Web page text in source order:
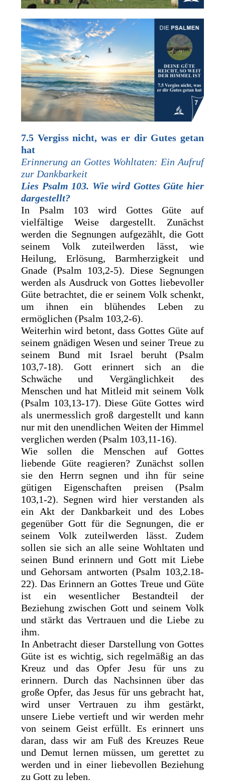
7.5 Vergiss nicht, was er dir Gutes getan
hat
Erinnerung an Gottes Wohltaten: Ein Aufruf
zur Dankbarkeit
Lies Psalm 103. Wie wird Gottes Güte hier
dargestellt?
In Psalm 103 wird Gottes Güte auf
vielfältige Weise dargestellt. Zunächst
werden die Segnungen aufgezählt, die Gott
seinem Volk zuteilwerden lässt, wie
Heilung, Erlösung, Barmherzigkeit und
Gnade (Psalm 103,2-5). Diese Segnungen
werden als Ausdruck von Gottes liebevoller
Güte betrachtet, die er seinem Volk schenkt,
um ihnen ein blühendes Leben zu
ermöglichen (Psalm 103,2-6).
Weiterhin wird betont, dass Gottes Güte auf
seinem gnädigen Wesen und seiner Treue zu
seinem Bund mit Israel beruht (Psalm
103,7-18). Gott erinnert sich an die
Schwäche und Vergänglichkeit des
Menschen und hat Mitleid mit seinem Volk
(Psalm 103,13-17). Diese Güte Gottes wird
als unermesslich groß dargestellt und kann
nur mit den unendlichen Weiten der Himmel
verglichen werden (Psalm 103,11-16).
Wie sollen die Menschen auf Gottes
liebende Güte reagieren? Zunächst sollen
sie den Herrn segnen und ihn für seine
gütigen Eigenschaften preisen (Psalm
103,1-2). Segnen wird hier verstanden als
ein Akt der Dankbarkeit und des Lobes
gegenüber Gott für die Segnungen, die er
seinem Volk zuteilwerden lässt. Zudem
sollen sie sich an alle seine Wohltaten und
seinen Bund erinnern und Gott mit Liebe
und Gehorsam antworten (Psalm 103,2.18-
22). Das Erinnern an Gottes Treue und Güte
ist ein wesentlicher Bestandteil der
Beziehung zwischen Gott und seinem Volk
und stärkt das Vertrauen und die Liebe zu
ihm.
In Anbetracht dieser Darstellung von Gottes
Güte ist es wichtig, sich regelmäßig an das
Kreuz und das Opfer Jesu für uns zu
erinnern. Durch das Nachsinnen über das
große Opfer, das Jesus für uns gebracht hat,
wird unser Vertrauen zu ihm gestärkt,
unsere Liebe vertieft und wir werden mehr
von seinem Geist erfüllt. Es erinnert uns
daran, dass wir am Fuß des Kreuzes Reue
und Demut lernen müssen, um gerettet zu
werden und in einer liebevollen Beziehung
zu Gott zu leben.